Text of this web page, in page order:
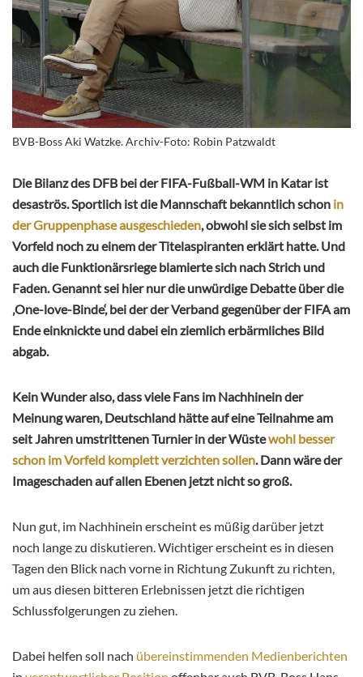
BVB-Boss Aki Watzke. Archiv-Foto: Robin Patzwaldt
Die Bilanz des DFB bei der FIFA-Fußball-WM in Katar ist
desaströs. Sportlich ist die Mannschaft bekanntlich schon in
der Gruppenphase ausgeschieden, obwohl sie sich selbst im
Vorfeld noch zu einem der Titelaspiranten erklärt hatte. Und
auch die Funktionärsriege blamierte sich nach Strich und
Faden. Genannt sei hier nur die unwürdige Debatte über die
‚One-love-Binde‘, bei der der Verband gegenüber der FIFA am
Ende einknickte und dabei ein ziemlich erbärmliches Bild
abgab.
Kein Wunder also, dass viele Fans im Nachhinein der
Meinung waren, Deutschland hätte auf eine Teilnahme am
seit Jahren umstrittenen Turnier in der Wüstewohl besser
schon im Vorfeld komplett verzichten sollen. Dann wäre der
Imageschaden auf allen Ebenen jetzt nicht so groß.
Nun gut, im Nachhinein erscheint es müßig darüber jetzt
noch lange zu diskutieren. Wichtiger erscheint es in diesen
Tagen den Blick nach vorne in Richtung Zukunft zu richten,
um aus diesen bitteren Erlebnissen jetzt die richtigen
Schlussfolgerungen zu ziehen.
Dabei helfen soll nach übereinstimmenden Medienberichten